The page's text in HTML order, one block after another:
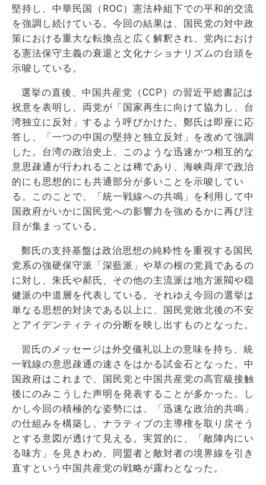
堅持し、中華民国（ROC）憲法枠組下での平和的交流
を強調し続けている。今回の結果は、国民党の対中政
策における重大な転換点と広く解釈され、党内におけ
る憲法保守主義の衰退と文化ナショナリズムの台頭を
示唆している。
選挙の直後、中国共産党（CCP）の習近平総書記は
祝意を表明し、両党が「国家再生に向けて協力し、台
湾独立に反対」するよう呼びかけた。鄭氏は即座に応
答し、「一つの中国の堅持と独立反対」を改めて強調
した。台湾の政治史上、このような迅速かつ相互的な
意思疎通が行われることは稀であり、海峡両岸で政治
的にも思想的にも共通部分が多いことを示唆してい
る。このことで、「統一戦線への共鳴」を利用して中
国政府がいかに国民党への影響力を強めるかに再び注
目が集まっている。
鄭氏の支持基盤は政治思想の純粋性を重視する国民
党系の強硬保守派「深藍派」や草の根の党員であるの
に対し、朱氏や郝氏、その他の主流派は地方派閥や穏
健派の中道層を代表している。それゆえ今回の選挙は
単なる思想的対決である以上に、国民党敗北後の不安
とアイデンティティの分断を映し出すものとなった。
習氏のメッセージは外交儀礼以上の意味を持ち、統
一戦線の意思疎通の速さをはかる試金石となった。中
国政府はこれまで、国民党と中国共産党の高官級接触
後にのみこうした声明を発表することが多かった。し
かし今回の積極的な姿勢には、「迅速な政治的共鳴」
の仕組みを構築し、ナラティブの主導権を取り戻そう
とする意図が透けて見える。実質的に、「敵陣内にい
る味方」を見きわめ、同盟者と敵対者の境界線を引き
直すという中国共産党の戦略が露わとなった。